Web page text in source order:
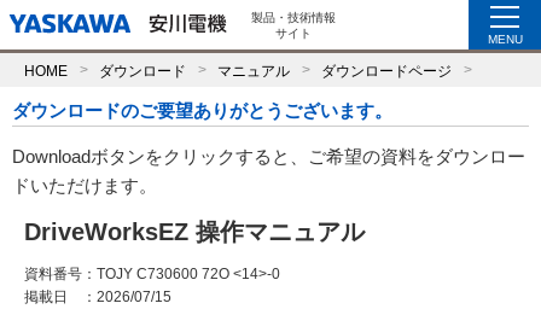
製品・技術情報
サイト
MENU
HOME ダウンロード マニュアル ダウンロードページ
ダウンロードのご要望ありがとうございます。
Downloadボタンをクリックすると、ご希望の資料をダウンロー
ドいただけます。
DriveWorksEZ 操作マニュアル
資料番号 ：TOJY C730600 72O <14>-0
掲載日
：2026/07/15